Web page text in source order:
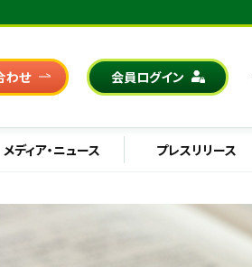
わせ 会員ログイン
メディア・ニュース プレスリリース